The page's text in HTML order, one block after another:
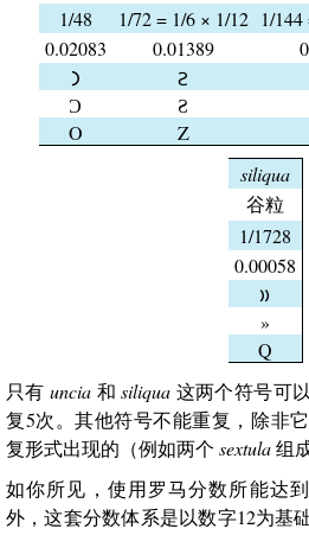
1/48
0.02083
𐅀
Ɔ
O
1/72 = 1/6 × 1/12
0.01389
𐆓
Ƨ
Z
1/
siliqua
谷粒
1/1728
0.00058
𐆕
»
Q
只有uncia 和siliqua 这两个符号可
复5次。其他符号不能重复，除非
复形式出现的（例如两个 sextula组
如你所见，使用罗马分数所能达
外，这套分数体系是以数字12为基